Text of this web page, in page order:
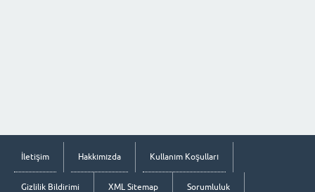
İletişim Hakkımızda Kullanım Koşulları
Gizlilik Bildirimi XML Sitemap Sorumluluk